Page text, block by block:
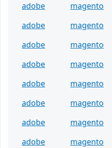
adobe
magento
adobe
magento
adobe
magento
adobe
magento
adobe
magento
adobe
magento
adobe
magento
adobe
magento